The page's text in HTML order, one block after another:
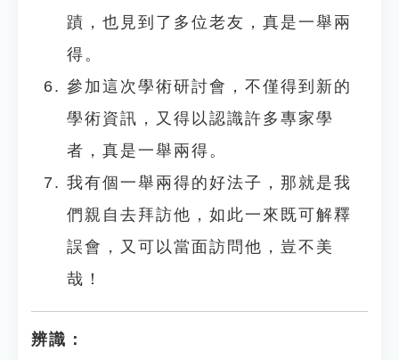
蹟，也見到了多位老友，真是一舉兩
得。
參加這次學術研討會，不僅得到新的
學術資訊，又得以認識許多專家學
者，真是一舉兩得。
我有個一舉兩得的好法子，那就是我
們親自去拜訪他，如此一來既可解釋
誤會，又可以當面訪問他，豈不美
哉！
辨識：